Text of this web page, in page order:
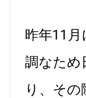
昨年11
調なため
り、そ